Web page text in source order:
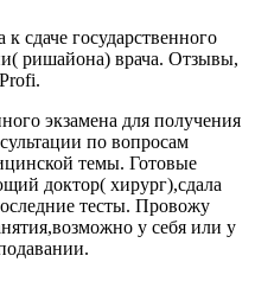
сдаче государственного
ришайона) врача. Отзывы,
экзамена для получения
по вопросам
темы. Готовые
доктор( хирург),сдала
тесты. Провожу
у себя или у